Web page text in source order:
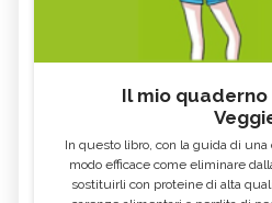
Il mio quaderno
In questo libro, con la guida di
modo efficace come eliminare
sostituirli con proteine di alta